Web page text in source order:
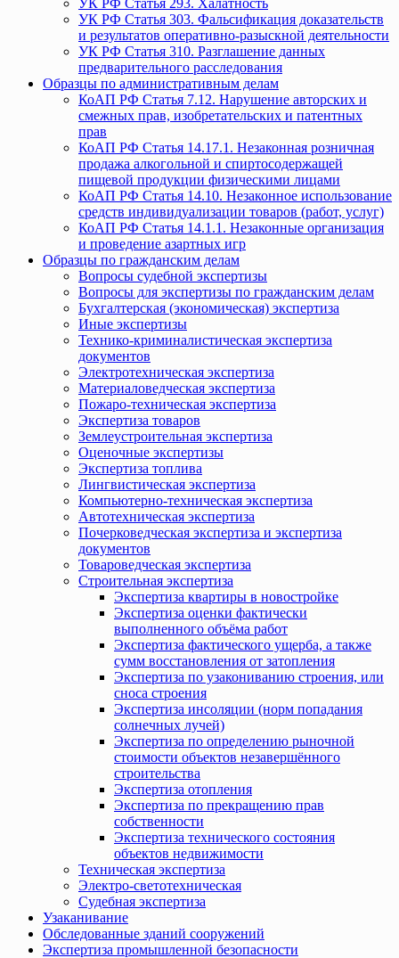
УК РФ Статья 293. Халатность
УК РФ Статья 303. Фальсификация доказательств
и результатов оперативно-разыскной деятельности
УК РФ Статья 310. Разглашение данных
предварительного расследования
Образцы по административным делам
КоАП РФ Статья 7.12. Нарушение авторских и
смежных прав, изобретательских и патентных
прав
КоАП РФ Статья 14.17.1. Незаконная розничная
продажа алкогольной и спиртосодержащей
пищевой продукции физическими лицами
КоАП РФ Статья 14.10. Незаконное использование
средств индивидуализации товаров (работ, услуг)
КоАП РФ Статья 14.1.1. Незаконные организация
и проведение азартных игр
Образцы по гражданским делам
Вопросы судебной экспертизы
Вопросы для экспертизы по гражданским делам
Бухгалтерская (экономическая) экспертиза
Иные экспертизы
Технико-криминалистическая экспертиза
документов
Электротехническая экспертиза
Материаловедческая экспертиза
Пожаро-техническая экспертиза
Экспертиза товаров
Землеустроительная экспертиза
Оценочные экспертизы
Экспертиза топлива
Лингвистическая экспертиза
Компьютерно-техническая экспертиза
Автотехническая экспертиза
Почерковедческая экспертиза и экспертиза
документов
Товароведческая экспертиза
Строительная экспертиза
Экспертиза квартиры в новостройке
Экспертиза оценки фактически
выполненного объёма работ
Экспертиза фактического ущерба, а также
сумм восстановления от затопления
Экспертиза по узакониванию строения, или
сноса строения
Экспертиза инсоляции (норм попадания
солнечных лучей)
Экспертиза по определению рыночной
стоимости объектов незавершённого
строительства
Экспертиза отопления
Экспертиза по прекращению прав
собственности
Экспертиза технического состояния
объектов недвижимости
Техническая экспертиза
Электро-светотехническая
Судебная экспертиза
Узаканивание
Обследованные зданий сооружений
Экспертиза промышленной безопасности